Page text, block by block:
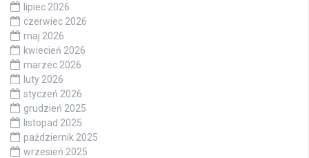
lipiec 2026
czerwiec 2026
maj 2026
kwiecień 2026
marzec 2026
luty 2026
styczeń 2026
grudzień 2025
listopad 2025
październik 2025
wrzesień 2025